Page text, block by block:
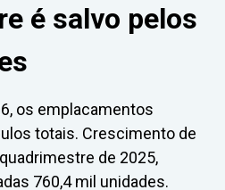
é salvo pelos
os emplacamentos
totais. Crescimento de
de 2025,
760,4 mil unidades.